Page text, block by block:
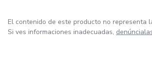
El contenido de este producto no representa
Si ves informaciones inadecuadas,